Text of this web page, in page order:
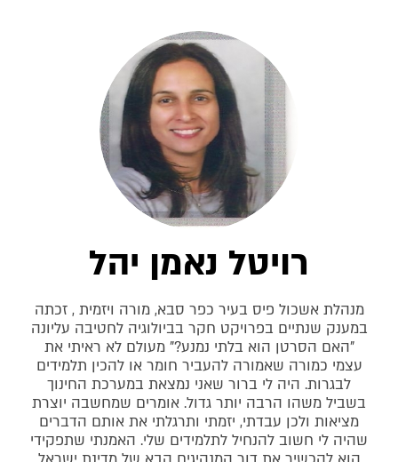
רויטל נאמן יהל
מנהלת אשכול פיס בעיר כפר סבא, מורה ויזמית , זכתה
במענק שנתיים בפרויקט חקר בביולוגיה לחטיבה עליונה
"האם הסרטן הוא בלתי נמנע?" מעולם לא ראיתי את
עצמי כמורה שאמורה להעביר חומר או להכין תלמידים
לבגרות. היה לי ברור שאני נמצאת במערכת החינוך
בשביל משהו הרבה יותר גדול. אומרים שמחשבה יוצרת
מציאות ולכן עבדתי, יזמתי ותרגלתי את אותם הדברים
שהיה לי חשוב להנחיל לתלמידים שלי. האמנתי שתפקידי